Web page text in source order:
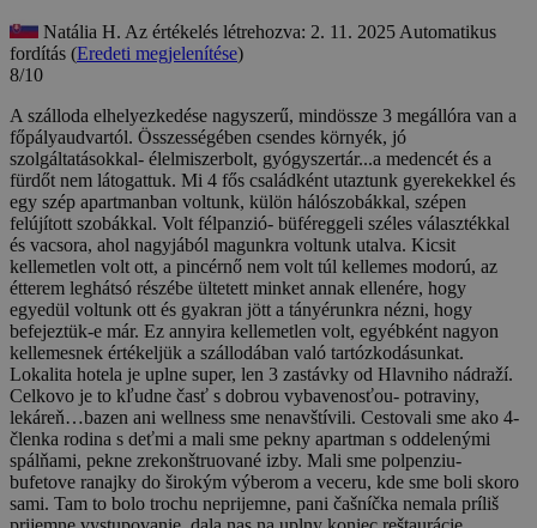
Natália H. Az értékelés létrehozva: 2. 11. 2025 Automatikus
fordítás (Eredeti megjelenítése)
8/10
A szálloda elhelyezkedése nagyszerű, mindössze 3 megállóra van a
főpályaudvartól. Összességében csendes környék, jó
szolgáltatásokkal- élelmiszerbolt, gyógyszertár...a medencét és a
fürdőt nem látogattuk. Mi 4 fős családként utaztunk gyerekekkel és
egy szép apartmanban voltunk, külön hálószobákkal, szépen
felújított szobákkal. Volt félpanzió- büféreggeli széles választékkal
és vacsora, ahol nagyjából magunkra voltunk utalva. Kicsit
kellemetlen volt ott, a pincérnő nem volt túl kellemes modorú, az
étterem leghátsó részébe ültetett minket annak ellenére, hogy
egyedül voltunk ott és gyakran jött a tányérunkra nézni, hogy
befejeztük-e már. Ez annyira kellemetlen volt, egyébként nagyon
kellemesnek értékeljük a szállodában való tartózkodásunkat.
Lokalita hotela je uplne super, len 3 zastávky od Hlavniho nádraží.
Celkovo je to kľudne časť s dobrou vybavenosťou- potraviny,
lekáreň…bazen ani wellness sme nenavštívili. Cestovali sme ako 4-
členka rodina s deťmi a mali sme pekny apartman s oddelenými
spálňami, pekne zrekonštruované izby. Mali sme polpenziu-
bufetove ranajky do širokým výberom a veceru, kde sme boli skoro
sami. Tam to bolo trochu neprijemne, pani čašníčka nemala príliš